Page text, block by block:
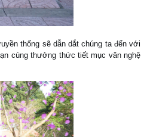
thống sẽ dẫn dắt chúng ta đến với
cùng thưởng thức tiết mục văn nghệ